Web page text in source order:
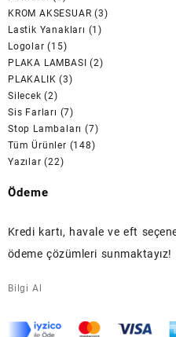
KROM AKSESUAR (3)
Lastik Yanakları (1)
Logolar (15)
PLAKA LAMBASI (2)
PLAKALIK (3)
Silecek (2)
Sis Farları (7)
Stop Lambaları (7)
Tüm Ürünler (148)
Yazılar (22)
Ödeme
Kredi kartı, havale ve eft
ödeme çözümleri sunmaktayız!
Bilgi Al